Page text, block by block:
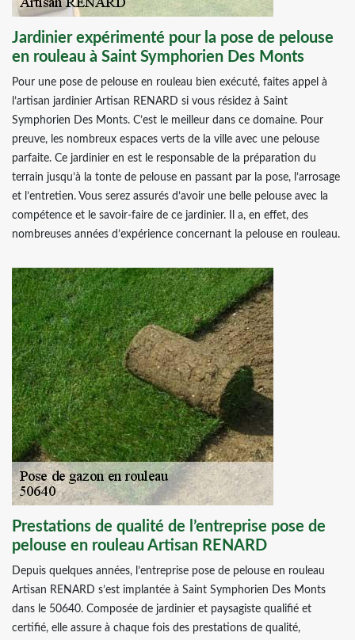
Jardinier expérimenté pour la pose de pelouse
en rouleau à Saint Symphorien Des Monts
Pour une pose de pelouse en rouleau bien exécuté, faites appel à
l’artisan jardinier Artisan RENARD si vous résidez à Saint
Symphorien Des Monts. C’est le meilleur dans ce domaine. Pour
preuve, les nombreux espaces verts de la ville avec une pelouse
parfaite. Ce jardinier en est le responsable de la préparation du
terrain jusqu’à la tonte de pelouse en passant par la pose, l’arrosage
et l’entretien. Vous serez assurés d’avoir une belle pelouse avec la
compétence et le savoir-faire de ce jardinier. Il a, en effet, des
nombreuses années d’expérience concernant la pelouse en rouleau.
Prestations de qualité de l’entreprise pose de
pelouse en rouleau Artisan RENARD
Depuis quelques années, l’entreprise pose de pelouse en rouleau
Artisan RENARD s’est implantée à Saint Symphorien Des Monts
dans le 50640. Composée de jardinier et paysagiste qualifié et
certifié, elle assure à chaque fois des prestations de qualité,